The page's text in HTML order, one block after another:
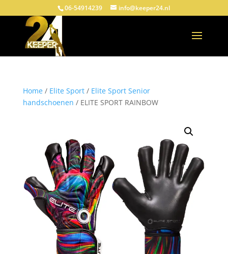
06-54914239 info@keeper24.nl
Home/ Elite Sport/ Elite Sport Senior
handschoenen / ELITE SPORT RAINBOW